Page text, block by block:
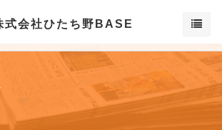
式会社ひたち野BASE